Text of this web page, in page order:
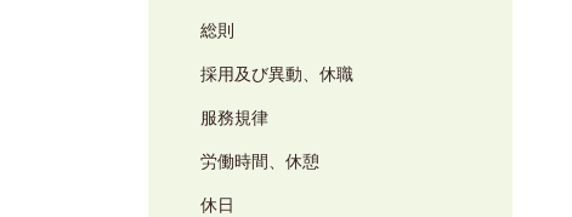
総則
採用及び異動、休職
服務規律
労働時間、休憩
休日